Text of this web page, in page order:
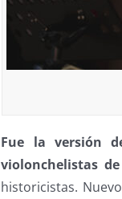
Fue la versión
violonchelistas
historicistas.